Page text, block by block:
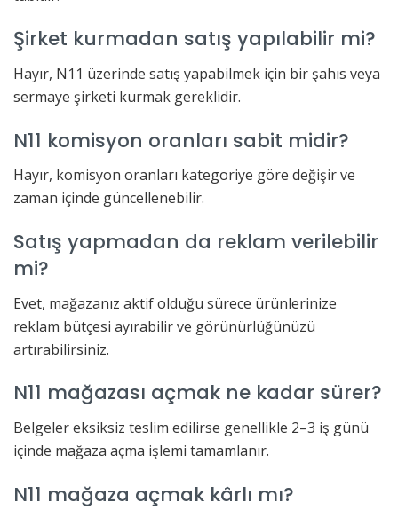
Şirket kurmadan satış yapılabilir mi?
Hayır, N11 üzerinde satış yapabilmek için bir şahıs veya
sermaye şirketi kurmak gereklidir.
N11 komisyon oranları sabit midir?
Hayır, komisyon oranları kategoriye göre değişir ve
zaman içinde güncellenebilir.
Satış yapmadan da reklam verilebilir
mi?
Evet, mağazanız aktif olduğu sürece ürünlerinize
reklam bütçesi ayırabilir ve görünürlüğünüzü
artırabilirsiniz.
N11 mağazası açmak ne kadar sürer?
Belgeler eksiksiz teslim edilirse genellikle 2–3 iş günü
içinde mağaza açma işlemi tamamlanır.
N11 mağaza açmak kârlı mı?